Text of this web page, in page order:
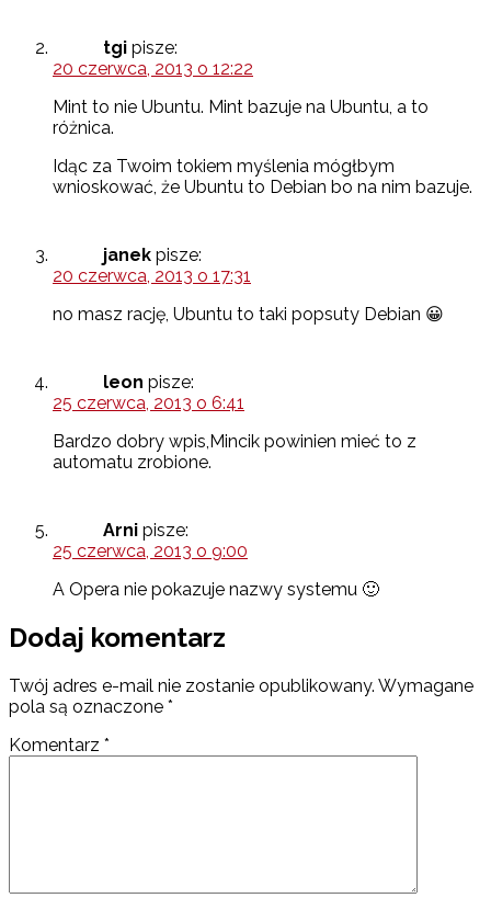
tgi pisze:
20 czerwca, 2013 o 12:22
Mint to nie Ubuntu. Mint bazuje na Ubuntu, a to
różnica.
Idąc za Twoim tokiem myślenia mógłbym
wnioskować, że Ubuntu to Debian bo na nim bazuje.
janek pisze:
20 czerwca, 2013 o 17:31
no masz rację, Ubuntu to taki popsuty Debian 😀
leon pisze:
25 czerwca, 2013 o 6:41
Bardzo dobry wpis,Mincik powinien mieć to z
automatu zrobione.
Arni pisze:
25 czerwca, 2013 o 9:00
A Opera nie pokazuje nazwy systemu 🙂
Dodaj komentarz
Twój adres e-mail nie zostanie opublikowany. Wymagane
pola są oznaczone *
Komentarz *